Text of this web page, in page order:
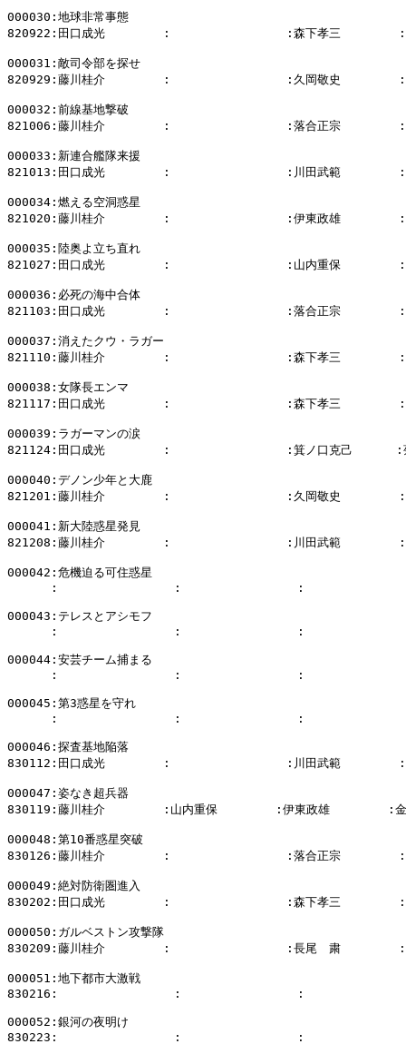
000030:地球非常事態
820922:田口成光        :                :森下孝三        :し
000031:敵司令部を探せ
820929:藤川桂介        :                :久岡敬史        :菊
000032:前線基地撃破
821006:藤川桂介        :                :落合正宗        :金
000033:新連合艦隊来援
821013:田口成光        :                :川田武範        :森
000034:燃える空洞惑星
821020:藤川桂介        :                :伊東政雄        :菊
000035:陸奥よ立ち直れ
821027:田口成光        :                :山内重保        :金
000036:必死の海中合体
821103:田口成光        :                :落合正宗        :落
000037:消えたクウ・ラガー
821110:藤川桂介        :                :森下孝三        :菊
000038:女隊長エンマ
821117:田口成光        :                :森下孝三        :金
000039:ラガーマンの涙
821124:田口成光        :                :箕ノ口克己      :菊
000040:デノン少年と大鹿
821201:藤川桂介        :                :久岡敬史        :金
000041:新大陸惑星発見
821208:藤川桂介        :                :川田武範        :森
000042:危機迫る可住惑星
:                :                :
000043:テレスとアシモフ
:                :                :
000044:安芸チーム捕まる
:                :                :
000045:第3惑星を守れ
:                :                :
000046:探査基地陥落
830112:田口成光        :                :川田武範        :ほ
000047:姿なき超兵器
830119:藤川桂介        :山内重保        :伊東政雄        :金
000048:第10番惑星突破
830126:藤川桂介        :                :落合正宗        :菊
000049:絶対防衛圏進入
830202:田口成光        :                :森下孝三        :金
000050:ガルベストン攻撃隊
830209:藤川桂介        :                :長尾　粛        :金
000051:地下都市大激戦
830216:                :                :
000052:銀河の夜明け